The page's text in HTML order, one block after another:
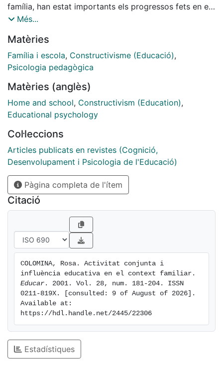
família, han estat importants els progressos fets en els
darrers anys sobre aquest tema (Lacasa, 1997;
presenten algunes reflexions sobre la família com a
context educatiu. La concepció constructivista de
l'ensenyament i l'aprenentatge escolar, marc
processos de canvi educatiu que es produeixen en les
situacions educatives escolars (Coll, 1990; 1999),
s'utilitza com a punt de referència per a aquestes
educativa en les activitats a la família es presenten a
partir de la tesi nuclear que qualsevol aproximació a la
comprensió de la influència educativa requereix tenir
en compte les característiques, naturalesa i funcions
del context institucional en què té lloc.
Més...
Matèries
Família i escola, Constructivisme (Educació),
Psicologia pedagògica
Matèries (anglès)
Home and school, Constructivism (Education),
Educational psychology
Col·leccions
Articles publicats en revistes (Cognició,
Desenvolupament i Psicologia de l'Educació)
Pàgina completa de l'ítem
Citació
COLOMINA, Rosa. Activitat conjunta i
Educar . 2001. Vol. 28, num. 181-204. ISSN
0211-819X. [consulted: 9 of August of 2026].
Available at:
https://hdl.handle.net/2445/22306
Estadístiques